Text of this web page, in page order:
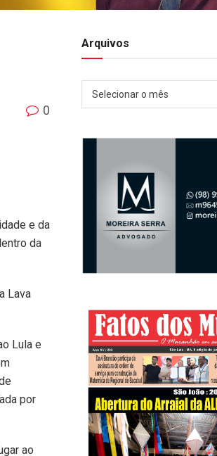
0
e da
da
Lava
Lula e
por
ao
Arquivos
Arquivos
Selecionar o mês